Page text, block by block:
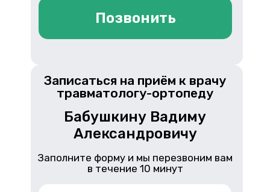
Позвонить
Заполните форму и мы перезвоним вам
в течение 10 минут
Бабушкину Вадиму
Александровичу
Записаться на приём к врачу
травматологу-ортопеду